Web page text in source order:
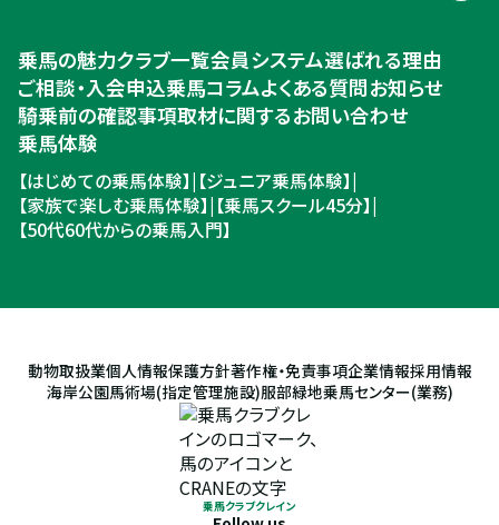
ご相談・入会申込
乗馬の魅力クラブ一覧会員システム選ばれる理由
ご相談・入会申込乗馬コラムよくある質問お知らせ
騎乗前の確認事項取材に関するお問い合わせ
乗馬体験
【はじめての乗馬体験】| 【ジュニア乗馬体験】|
【家族で楽しむ乗馬体験】| 【乗馬スクール45分】|
【50代60代からの乗馬入門】
動物取扱業個人情報保護方針著作権・免責事項企業情報採用情報
海岸公園馬術場(指定管理施設)服部緑地乗馬センター(業務)
乗馬クラブクレイン